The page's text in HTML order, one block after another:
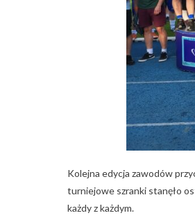
Kolejna edycja zawodów
turniejowe szranki stanęło
każdy z każdym.